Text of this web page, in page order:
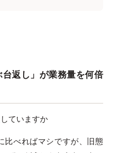
返し」が業務量を何倍
ていますか
比べればマシですが、旧態